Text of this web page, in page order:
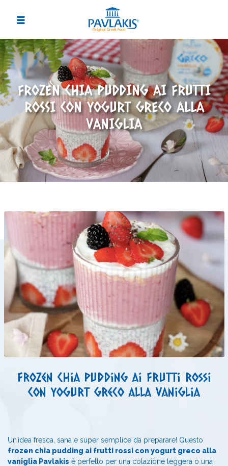
FROZEN CHIA PUDDING AI FRUTTI
ROSSI CON YOGURT GRECO ALLA
VANIGLIA
Frozen chia pudding ai frutti rossi
con yogurt greco alla vaniglia
Un’idea fresca, sana e super semplice da preparare! Questo
frozen chia pudding ai frutti rossi con yogurt greco alla
vaniglia Pavlakis è perfetto per una colazione leggera o una